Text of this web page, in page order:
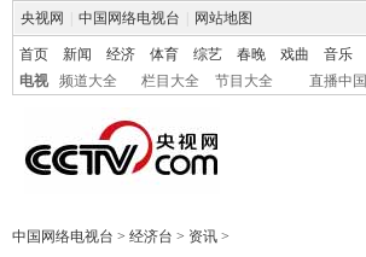
央视网 中国网络电视台 网站地图
首页 新闻 经济 体育 综艺 春晚 戏曲 音乐
电视
频道大全 栏目大全 节目大全 直播中国
中国网络电视台 > 经济台 > 资讯 >